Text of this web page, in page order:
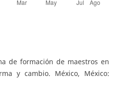
de formación de maestros en
y cambio. México, México: